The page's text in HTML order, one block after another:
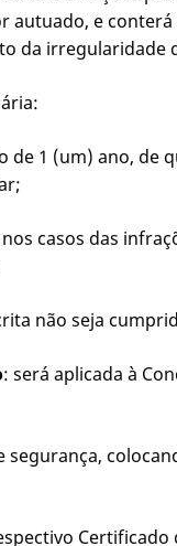
autuado, e
da irregularidade
de 1 (um) ano, de
casos das
não seja
: será aplicada à
segurança,
Certificado